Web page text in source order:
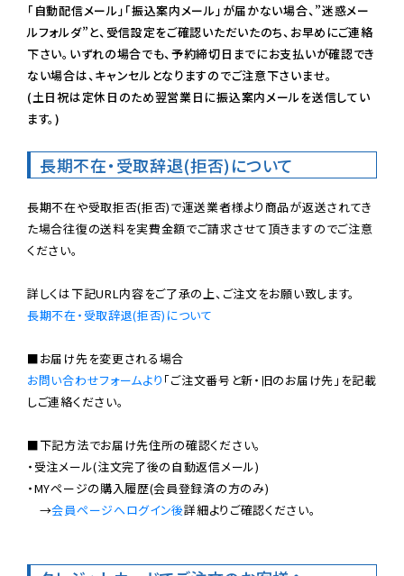
「自動配信メール」「振込案内メール」が届かない場合、”迷惑メー
ルフォルダ”と、受信設定をご確認いただいたのち、お早めにご連絡
下さい。いずれの場合でも、予約締切日までにお支払いが確認でき
ない場合は、キャンセルとなりますのでご注意下さいませ。
(土日祝は定休日のため翌営業日に振込案内メールを送信してい
ます。)
長期不在・受取辞退(拒否)について
長期不在や受取拒否(拒否)で運送業者様より商品が返送されてき
た場合往復の送料を実費金額でご請求させて頂きますのでご注意
ください。
長期不在・受取辞退(拒否)について
お問い合わせフォームより 「ご注文番号と新・旧のお届け先」を記載
しご連絡ください。
■下記方法でお届け先住所の確認ください。
・受注メール(注文完了後の自動返信メール)
・MYページの購入履歴(会員登録済の方のみ)
→会員ページへログイン後詳細よりご確認ください。